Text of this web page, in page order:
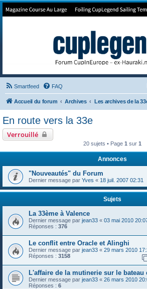
Forum de Cup In Europe
Smartfeed FAQ
Accueil du forum Archives
En route vers la 33e
Verrouillé
20 sujets • Page 1 sur 1
Annonces
"Nouveautés" du Forum
Dernier message par Yves « 18 juil. 2007 02:31
Sujets
La 33ème à Valence
Dernier message par jean33 « 03 mai 2010
Réponses : 376
Le conflit entre Oracle et Alinghi
Dernier message par jean33 « 29 mars 2010
Réponses : 3158
L'affaire de la mutinerie sur le bateau
Dernier message par jean33 « 26 mars 2010
Réponses : 6